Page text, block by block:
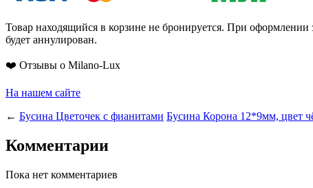
Товар находящийся в корзине не бронируется. При оформлении
будет аннулирован.
❤️ Отзывы о Milano-Lux
На нашем сайте
← Бусина Цветочек с фианитами Бусина Корона 12*9мм, цвет
Комментарии
Пока нет комментариев